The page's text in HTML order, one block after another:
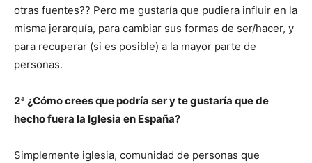
otras fuentes?? Pero me gustaría que pudiera influir en la
misma jerarquía, para cambiar sus formas de ser/hacer, y
para recuperar (si es posible) a la mayor parte de
personas.
2ª ¿Cómo crees que podría ser y te gustaría que de
hecho fuera la Iglesia en España?
Simplemente iglesia, comunidad de personas que